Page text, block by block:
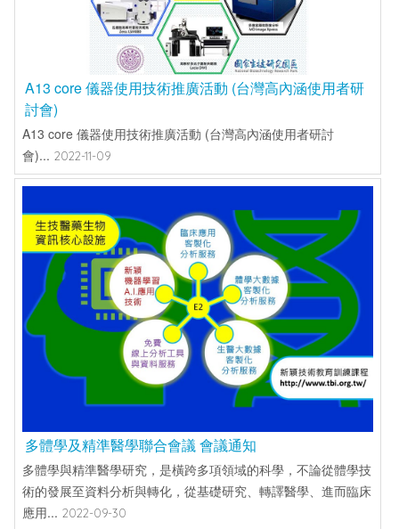
A13 core 儀器使用技術推廣活動 (台灣高內涵使用者研
討會)
A13 core 儀器使用技術推廣活動 (台灣高內涵使用者研討
會)... 2022-11-09
多體學及精準醫學聯合會議 會議通知
多體學與精準醫學研究，是橫跨多項領域的科學，不論從體學技
術的發展至資料分析與轉化，從基礎研究、轉譯醫學、進而臨床
應用... 2022-09-30